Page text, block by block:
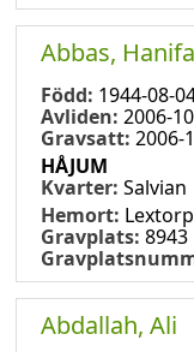
Abbas, Hanifa
Född: 1944-08-
Avliden: 2006-
Gravsatt: 2006-
HÅJUM
Kvarter: Salvian
Hemort: Lextorp
Gravplats: 8943
Abdallah, Ali